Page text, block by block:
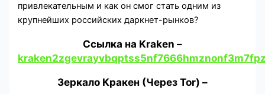
привлекательным и как он смог стать одним из
крупнейших российских даркнет-рынков?
Cсылка на Kraken –
Зеркало Кракен (Через Tor) –